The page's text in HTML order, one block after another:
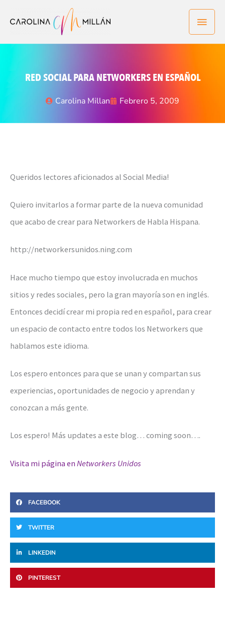
RED SOCIAL PARA NETWORKERS EN ESPAÑOL
Carolina Millan Febrero 5, 2009
Queridos lectores aficionados al Social Media!
Quiero invitarlos a formar parte de la nueva comunidad
que acabo de crear para Networkers de Habla Hispana.
http://networkersunidos.ning.com
Hace mucho tiempo que estoy involucrada en muchos
sitios y redes sociales, pero la gran mayoría son en inglés.
Entonces decidí crear mi propia red en español, para crear
un espacio de contacto entre todos los Networkers que
hablamos este idioma.
Los espero entonces para que se unan y compartan sus
experiencias, oportunidades de negocio y aprendan y
conozcan a más gente.
Los espero! Más updates a este blog… coming soon….
Visita mi página en Networkers Unidos
FACEBOOK
TWITTER
LINKEDIN
PINTEREST